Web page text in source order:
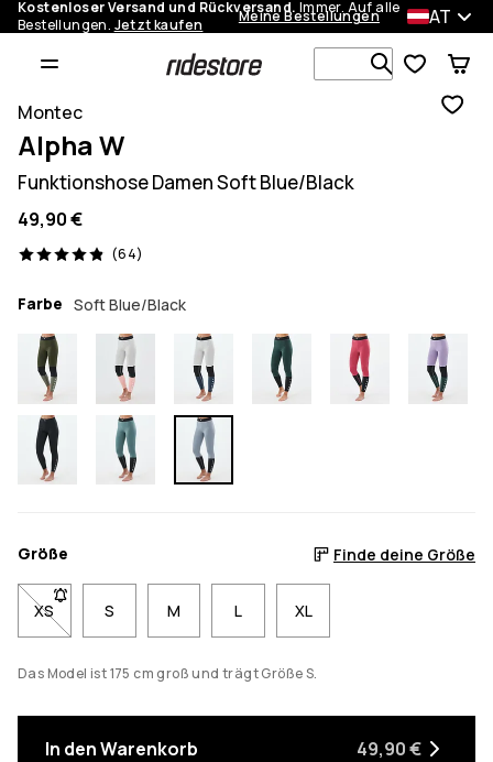
Kostenloser Versand und Rückversand. Immer. Auf alle
Bestellungen. Jetzt kaufen Meine Bestellungen AT
Montec
Alpha W
Funktionshose Damen Soft Blue/Black
49,90 €
(64)
64 Reviews, 4.9/5
Farbe Soft Blue/Black
Größe Finde deine Größe
XS- Größe XS nicht verfügbar. Klicke, um benachrichtigt zu
S M L XL
Das Model ist 175 cm groß und trägt Größe S.
In den Warenkorb 49,90 €